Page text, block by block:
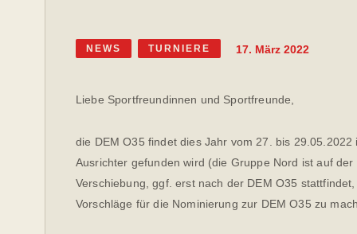
NEWS TURNIERE 17. März 2022
Liebe Sportfreundinnen und Sportfreunde,
die DEM O35 findet dies Jahr vom 27. bis
Ausrichter gefunden wird (die Gruppe Nord ist auf
Verschiebung, ggf. erst nach der DEM O35
Vorschläge für die Nominierung zur DEM O35 zu